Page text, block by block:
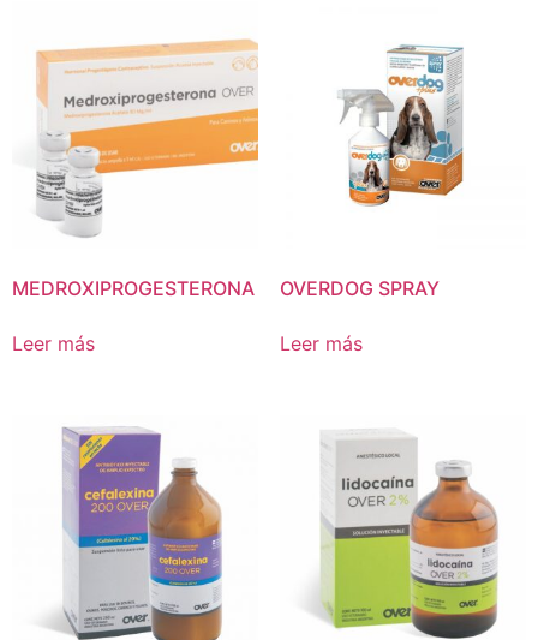
MEDROXIPROGESTERONA
Leer más
OVERDOG SPRAY
Leer más